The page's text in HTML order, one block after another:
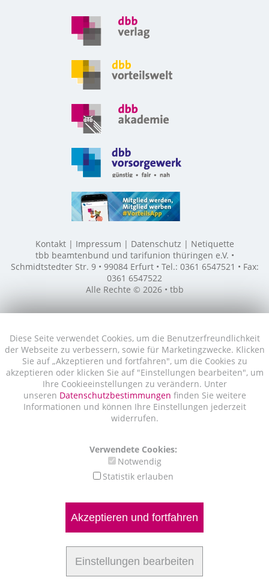
Diese Seite verwendet Cookies, um die Benutzerfreundlichkeit
der Webseite zu verbessern, sowie für Marketingzwecke. Klicken
Sie auf „Akzeptieren und fortfahren", um die Cookies zu
akzeptieren oder klicken Sie auf "Einstellungen bearbeiten", um
Ihre Cookieeinstellungen zu verändern. Unter
unseren Datenschutzbestimmungen finden Sie weitere
Informationen und können Ihre Einstellungen jederzeit
widerrufen.
Verwendete Cookies:
Notwendig
Statistik erlauben
Akzeptieren und fortfahren
Einstellungen bearbeiten
Kontakt Impressum Datenschutz
Netiquette
tbb beamtenbund und tarifunion thüringen e.V. •
Schmidtstedter Str. 9 • 99084 Erfurt • Tel.: 0361 6547521 • Fax:
0361 6547522
Alle Rechte © 2026 • tbb